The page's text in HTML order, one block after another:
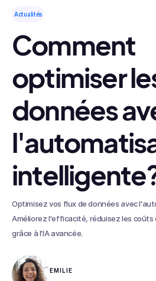
Actualités
Comment
optimiser
données
Optimisez vos flux de données avec
Améliorez l'efficacité, réduisez les
grâce à l'IA avancée.
EMILIE